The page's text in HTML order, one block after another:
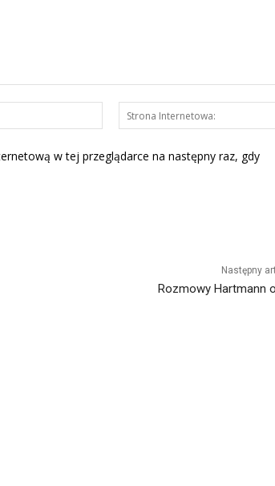
mail:*
w tej przeglądarce na następny raz, gdy
Następny
Rozmowy Hartmann